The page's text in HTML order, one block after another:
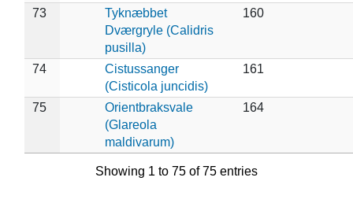
73
Tyknæbbet
Dværgryle (Calidris
pusilla)
160
74
Cistussanger
(Cisticola juncidis)
161
75
Orientbraksvale
(Glareola
maldivarum)
164
Showing 1 to 75 of 75 entries